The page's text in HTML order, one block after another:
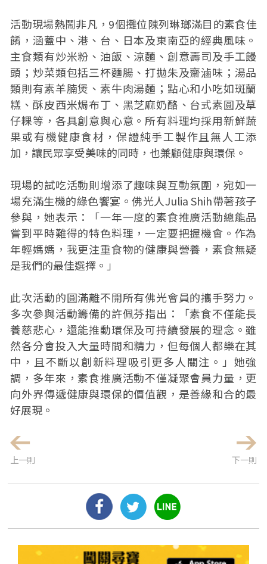
活動現場熱鬧非凡，9個攤位陳列琳瑯滿目的素食佳
餚，涵蓋中、港、台、日本及東南亞的經典風味。
主食類有炒米粉、油飯、涼麵、創意壽司及手工饅
頭；炒菜類包括三杯麵腸、打拋朱及齋滷味；湯品
類則有素羊腩煲、素牛肉湯麵；點心和小吃如斑蘭
糕、酥皮西米焗布丁、黑芝麻奶酪、台式素圓及草
仔粿等，各具創意與心意。所有料理均採用新鮮蔬
果或有機健康食材，保證純手工製作且無人工添
加，讓民眾享受美味的同時，也兼顧健康與環保。
現場的試吃活動則增添了趣味與互動氛圍，宛如一
場充滿生機的綠色饗宴。佛光人Julia Shih帶著孩子
參與，她表示：「一年一度的素食推廣活動總能品
嘗到平時難得的特色料理，一定要把握機會。作為
年輕媽媽，我更注重食物的健康與營養，素食無疑
是我們的最佳選擇。」
此次活動的圓滿離不開所有佛光會員的攜手努力。
多次參與活動籌備的許佩芬指出：「素食不僅能長
養慈悲心，還能推動環保及可持續發展的理念。雖
然各分會投入大量時間和精力，但每個人都樂在其
中，且不斷以創新料理吸引更多人關注。」她強
調，多年來，素食推廣活動不僅凝聚會員力量，更
向外界傳遞健康與環保的價值觀，是善緣和合的最
好展現。
上一則 下一則